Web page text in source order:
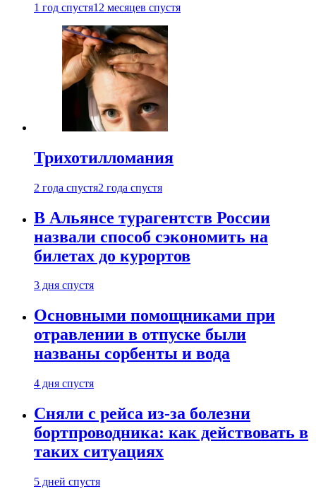
1 год спустя12 месяцев спустя
Трихотилломания
2 года спустя2 года спустя
В Альянсе турагентств России
назвали способ сэкономить на
билетах до курортов
3 дня спустя
Основными помощниками при
отравлении в отпуске были
названы сорбенты и вода
4 дня спустя
Сняли с рейса из-за болезни
бортпроводника: как действовать в
таких ситуациях
5 дней спустя